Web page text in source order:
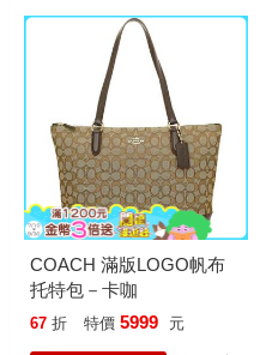
COACH 滿版LOGO帆布
托特包－卡咖
67 折 特價 5999 元